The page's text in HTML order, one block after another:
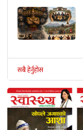
सबै हेर्नुहोस